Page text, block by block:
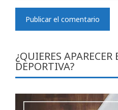
¿QUIERES
DEPORTIVA?